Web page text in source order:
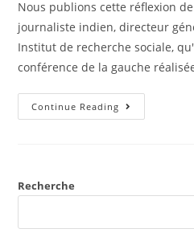
Nous publions cette réflexion
journaliste indien, directeur
Institut de recherche sociale,
conférence de la gauche
Continue Reading
Recherche